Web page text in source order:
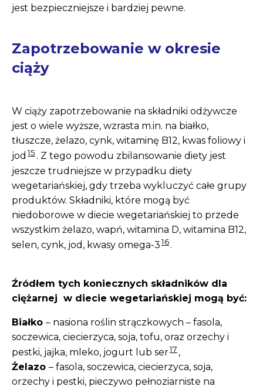
jest bezpieczniejsze i bardziej pewne.
Zapotrzebowanie w okresie
ciąży
W ciąży zapotrzebowanie na składniki odżywcze
jest o wiele wyższe, wzrasta m.in. na białko,
tłuszcze, żelazo, cynk, witaminę B12, kwas foliowy i
jod 15 . Z tego powodu zbilansowanie diety jest
jeszcze trudniejsze w przypadku diety
wegetariańskiej, gdy trzeba wykluczyć całe grupy
produktów. Składniki, które mogą być
niedoborowe w diecie wegetariańskiej to przede
wszystkim żelazo, wapń, witamina D, witamina B12,
selen, cynk, jod, kwasy omega-316.
Źródłem tych koniecznych składników dla
ciężarnej w diecie wegetariańskiej mogą być:
Białko – nasiona roślin strączkowych – fasola,
soczewica, ciecierzyca, soja, tofu, oraz orzechy i
pestki, jajka, mleko, jogurt lub ser17 ,
Żelazo – fasola, soczewica, ciecierzyca, soja,
orzechy i pestki, pieczywo pełnoziarniste na